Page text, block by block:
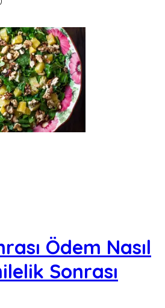
Ödem Nasıl
Sonrası